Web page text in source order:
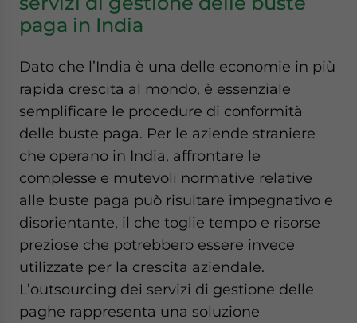
paga in India
Dato che l’India è una delle economie in più
rapida crescita al mondo, è essenziale
semplificare le procedure di conformità
delle buste paga. Per le aziende straniere
che operano in India, affrontare le
complesse e mutevoli normative relative
alle buste paga può risultare impegnativo e
disorientante, il che toglie tempo e risorse
preziose che potrebbero essere invece
utilizzate per la crescita aziendale.
L’outsourcing dei servizi di gestione delle
paghe rappresenta una soluzione